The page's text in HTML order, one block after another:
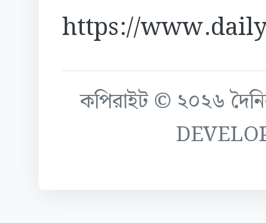
https://
কপিরাইট © ২০২৬